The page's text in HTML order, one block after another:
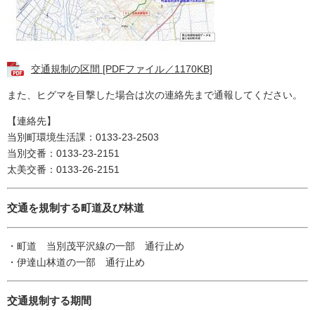
交通規制の区間 [PDFファイル／1170KB]
また、ヒグマを目撃した場合は次の連絡先まで通報してください。
【連絡先】
当別町環境生活課：0133-23-2503
​当別交番：0133-23-2151
太美交番：0133-26-2151
交通を規制する町道及び林道
・町道 当別茂平沢線の一部 通行止め
・伊達山林道の一部 通行止め
交通規制する期間